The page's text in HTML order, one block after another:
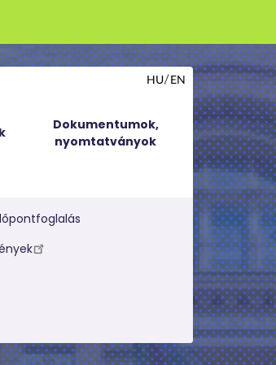
Dokumentumok,
nyomtatványok
HU EN